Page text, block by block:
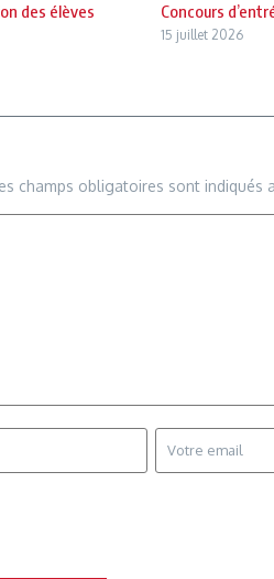
des élèves
Concours
15 juillet 2026
champs obligatoires sont indiqués